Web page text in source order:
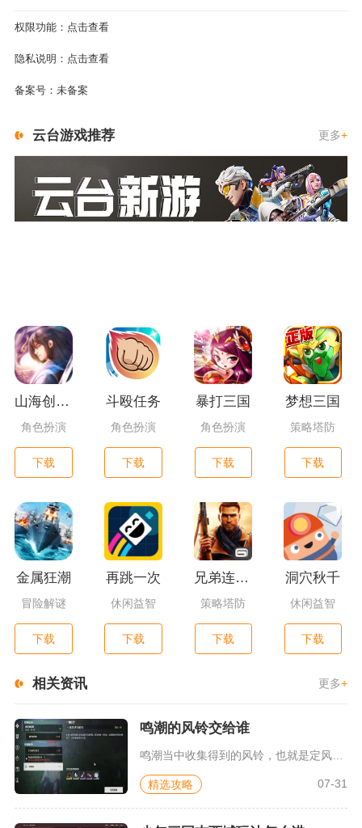
权限功能： 点击查看
隐私说明： 点击查看
备案号： 未备案
云台游戏推荐 更多+
山海创世录一剑天逆
角色扮演
下载
斗殴任务
角色扮演
下载
暴打三国
角色扮演
下载
梦想三国
策略塔防
下载
金属狂潮
冒险解谜
下载
再跳一次
休闲益智
下载
兄弟连3：战争之子
策略塔防
下载
洞穴秋千
休闲益智
下载
相关资讯 更多+
鸣潮的风铃交给谁
鸣潮当中收集得到的风铃，也就是定风铎，需要交给位于乘霄山虹镇...
精选攻略 07-31